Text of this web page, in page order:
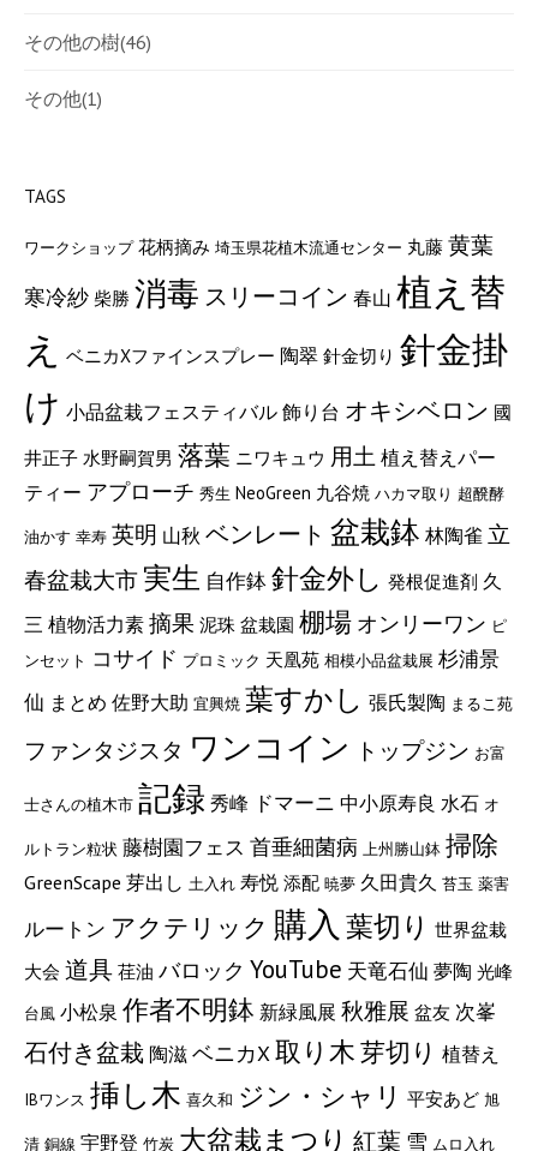
その他の樹(46)
その他(1)
TAGS
ワークショップ 花柄摘み 埼玉県花植木流通センター 丸藤 黄葉
寒冷紗 柴勝 消毒 スリーコイン 春山 植え替
え
ベニカXファインスプレー 陶翠 針金切り 針金掛
け 小品盆栽フェスティバル 飾り台 オキシベロン 國
井正子 水野嗣賀男 落葉 ニワキュウ 用土 植え替えパー
ティー アプローチ 秀生 NeoGreen 九谷焼 ハカマ取り 超醗酵
油かす 幸寿 英明 山秋 ベンレート 盆栽鉢 林陶雀 立
春盆栽大市 実生 自作鉢針金外し 発根促進剤 久
三 植物活力素摘果 泥珠 盆栽園 棚場 オンリーワン ピ
ンセット コサイド プロミック 天凰苑 相模小品盆栽展 杉浦景
仙 まとめ 佐野大助 宜興焼 葉すかし 張氏製陶 まるこ苑
ファンタジスタ ワンコイン トップジン お富
士さんの植木市 記録 秀峰 ドマーニ 中小原寿良 水石 オ
ルトラン粒状 藤樹園フェス 首垂細菌病 上州勝山鉢 掃除
GreenScape 芽出し 土入れ 寿悦 添配 暁夢 久田貴久 苔玉 薬害
ルートン アクテリック 購入 葉切り 世界盆栽
大会 道具 荏油 バロック YouTube 天竜石仙 夢陶 光峰
台風 小松泉 作者不明鉢 新緑風展 秋雅展 盆友 次峯
石付き盆栽 陶滋ベニカX取り木芽切り 植替え
IBワンス 挿し木 喜久和 ジン・シャリ 平安あど 旭
清 銅線 宇野登 竹炭 大盆栽まつり 紅葉 雪 ムロ入れ